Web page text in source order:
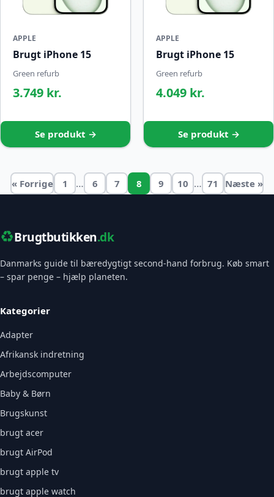
APPLE
Brugt iPhone 15
Green refurb
3.749 kr.
Se produkt →
APPLE
Brugt iPhone 15
Green refurb
4.049 kr.
Se produkt →
« Forrige 1 … 6 7 8 9 10 … 71 Næste »
♻️Brugtbutikken.dk
Danmarks guide til bæredygtigt second-hand forbrug. Køb smart
– spar penge – hjælp planeten.
Kategorier
Adapter
Afrikansk indretning
Arbejdscomputer
Baby & Børn
Brugskunst
brugt acer
brugt AirPod
brugt apple tv
brugt apple watch